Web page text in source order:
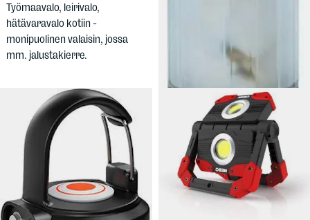
Työmaavalo, leirivalo,
hätävaravalo kotiin -
monipuolinen valaisin, jossa
mm. jalustakierre.
lähivaloteholla lähes 200 tuntia.